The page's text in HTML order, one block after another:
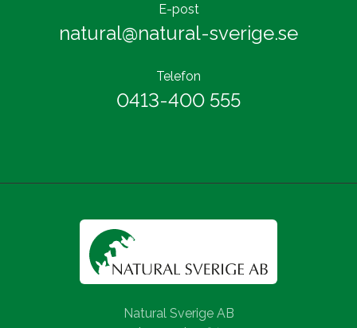
E-post
natural@natural-sverige.se
Telefon
0413-400 555
Natural Sverige AB